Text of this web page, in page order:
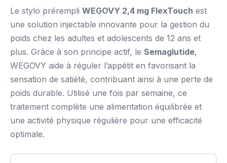
Le stylo prérempli WEGOVY 2,4 mg FlexTouch est
une solution injectable innovante pour la gestion du
poids chez les adultes et adolescents de 12 ans et
plus. Grâce à son principe actif, le Semaglutide,
WEGOVY aide à réguler l’appétit en favorisant la
sensation de satiété, contribuant ainsi à une perte de
poids durable. Utilisé une fois par semaine, ce
traitement complète une alimentation équilibrée et
une activité physique régulière pour une efficacité
optimale.